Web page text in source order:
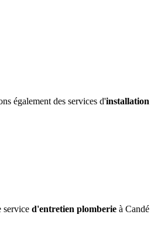
également des services d'installation
service d'entretien plomberie à Candé